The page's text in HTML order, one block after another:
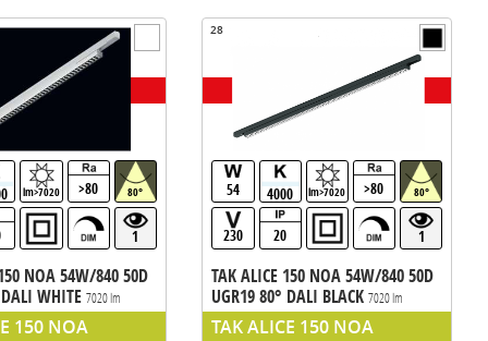
lm>7020 >80 80°
1
NOA 54W/840 50D
WHITE7020 lm
do listy GLOBAL
150 NOA
28
54 4000 lm>7020 >80 80°
230 20 1
TAK ALICE 150 NOA 54W/840 50D
UGR19 80° DALI BLACK7020 lm
liniove svietidlo do listy GLOBAL
TAK ALICE 150 NOA